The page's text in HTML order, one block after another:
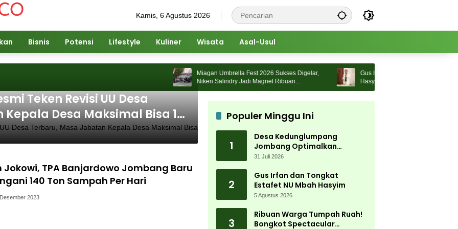
Kamis, 6 Agustus 2026
Bisnis Potensi Lifestyle Kuliner Wisata Asal-Usul
Miagan Umbrella Fest 2026 Sukses Digelar,
Niken Salindry Jadi Magnet Ribuan
Pengunjung
Gus Irfan dan Tongkat Estafet NU Mbah
Hasyim
Teken Revisi UU Desa
Desa Maksimal Bisa 16
Jokowi, TPA Banjardowo Jombang Baru
140 Ton Sampah Per Hari
2023
Populer Minggu Ini
1
Desa Kedunglumpang
Jombang Optimalkan
Singkong Lokal, Warga Diajari
31 Juli 2026
2
Gus Irfan dan Tongkat
Estafet NU Mbah Hasyim
5 Agustus 2026
3
Ribuan Warga Tumpah Ruah!
Bongkot Spectacular